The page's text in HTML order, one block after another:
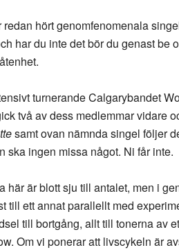
redan hört genomfenomenala
har du inte det bör du genast
turnerande Calgarybandet
två av dess medlemmar vidare
samt ovan nämnda singel följer
ska ingen missa något. Ni får inte.
här är blott sju till antalet, men i
till ett annat parallellt med
till bortgång, allt till tonerna av
Om vi ponerar att livscykeln är